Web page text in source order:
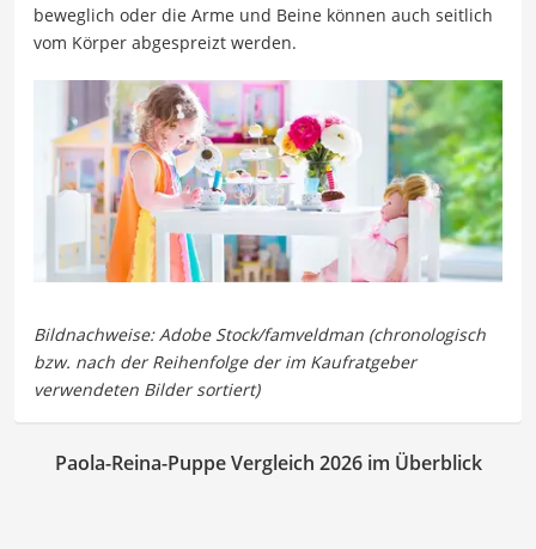
beweglich oder die Arme und Beine können auch seitlich
vom Körper abgespreizt werden.
Paola-Reina-Puppe Vergleich 2026 im Überblick